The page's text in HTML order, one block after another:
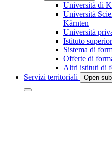
Università di
Università
Kärnten
Università
Istituto
Sistema di
Offerte di
Altri istituti di
Servizi territoriali
Open